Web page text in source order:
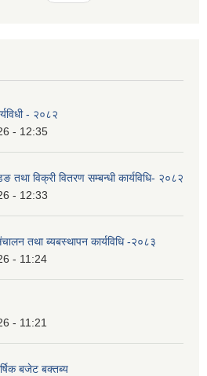
- २०८२
- 12:35
तथा विक्री वितरण सम्बन्धी कार्यविधि- २०८२
- 12:33
तथा ब्यबस्थापन कार्यविधि -२०८३
- 11:24
- 11:21
बजेट बक्तब्य